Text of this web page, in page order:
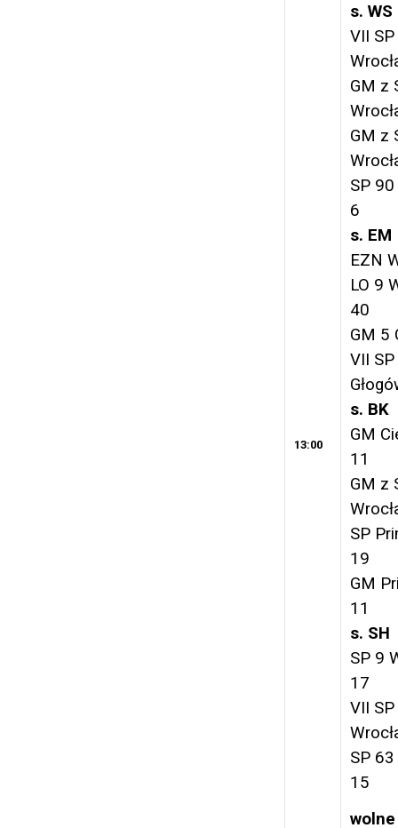
13:00
s. WS
VII
GM z
GM z
SP 90
6
s. EM
EZN
LO 9
40
GM 5
VII
s. BK
GM
11
GM z
SP
19
GM
11
s. SH
SP 9
17
VII
SP 63
15